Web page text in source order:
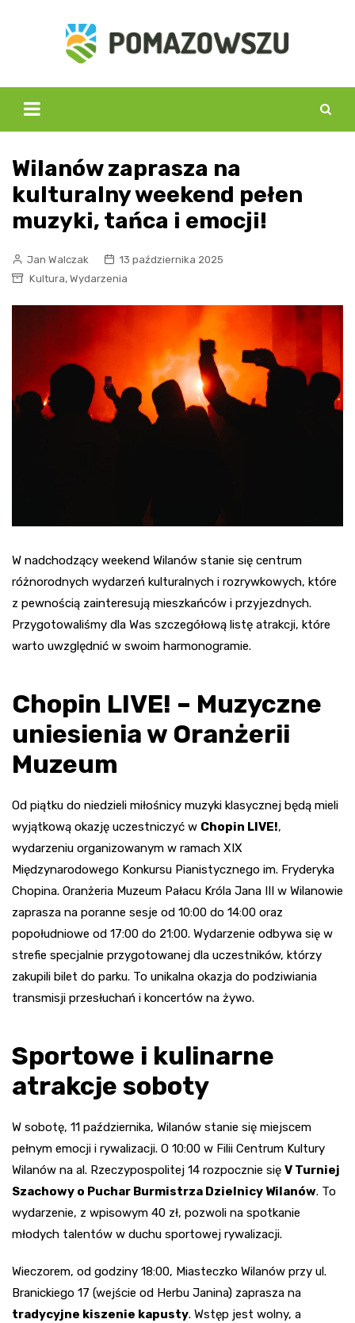
Wilanów zaprasza na
kulturalny weekend pełen
muzyki, tańca i emocji!
Jan Walczak
13 października 2025
Kultura, Wydarzenia
W nadchodzący weekend Wilanów stanie się centrum
różnorodnych wydarzeń kulturalnych i rozrywkowych, które
z pewnością zainteresują mieszkańców i przyjezdnych.
Przygotowaliśmy dla Was szczegółową listę atrakcji, które
warto uwzględnić w swoim harmonogramie.
Chopin LIVE! – Muzyczne
uniesienia w Oranżerii
Muzeum
Od piątku do niedzieli miłośnicy muzyki klasycznej będą mieli
wyjątkową okazję uczestniczyć w Chopin LIVE!,
wydarzeniu organizowanym w ramach XIX
Międzynarodowego Konkursu Pianistycznego im. Fryderyka
Chopina. Oranżeria Muzeum Pałacu Króla Jana III w Wilanowie
zaprasza na poranne sesje od 10:00 do 14:00 oraz
popołudniowe od 17:00 do 21:00. Wydarzenie odbywa się w
strefie specjalnie przygotowanej dla uczestników, którzy
zakupili bilet do parku. To unikalna okazja do podziwiania
transmisji przesłuchań i koncertów na żywo.
Sportowe i kulinarne
atrakcje soboty
W sobotę, 11 października, Wilanów stanie się miejscem
pełnym emocji i rywalizacji. O 10:00 w Filii Centrum Kultury
Wilanów na al. Rzeczypospolitej 14 rozpocznie się V Turniej
Szachowy o Puchar Burmistrza Dzielnicy Wilanów. To
wydarzenie, z wpisowym 40 zł, pozwoli na spotkanie
młodych talentów w duchu sportowej rywalizacji.
Wieczorem, od godziny 18:00, Miasteczko Wilanów przy ul.
Branickiego 17 (wejście od Herbu Janina) zaprasza na
tradycyjne kiszenie kapusty. Wstęp jest wolny, a